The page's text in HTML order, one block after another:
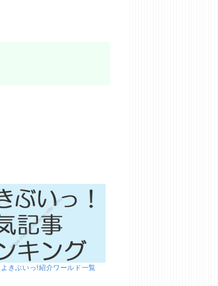
きぶいっ!紹介ワールド一覧